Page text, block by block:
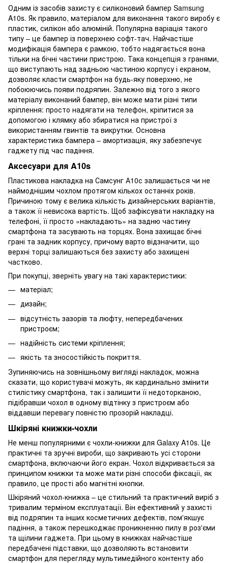
Одним із засобів захисту є силіконовий бампер Samsung
A10s. Як правило, матеріалом для виконання такого виробу є
пластик, силікон або алюміній. Популярна варіація такого
типу – це бампер із поверхнею софт-тач. Найчастіше
модифікація бампера є рамкою, тобто надягається вона
тільки на бічні частини пристрою. Така концепція з гранями,
що виступають над задньою частиною корпусу і екраном,
дозволяє класти смартфон на будь-яку поверхню, не
побоюючись появи подряпин. Залежно від того з якого
матеріалу виконаний бампер, він може мати різні типи
кріплення: просто надягати на телефон, кріпитися за
допомогою і клямку або збиратися на пристрої з
використанням гвинтів та викрутки. Основна
характеристика бампера – амортизація, яку забезпечує
гаджету під час падіння.
Аксесуари для A10s
Пластикова накладка на Самсунг А10с залишається чи не
наймоднішим чохлом протягом кількох останніх років.
Причиною тому є велика кількість дизайнерських варіантів,
а також її невисока вартість. Щоб зафіксувати накладку на
телефоні, її просто «накладають» на задню частину
смартфона та засувають на торцях. Вона захищає бічні
грані та задник корпусу, причому варто відзначити, що
верхні торці залишаються без захисту або захищені
частково.
При покупці, зверніть увагу на такі характеристики:
матеріал;
дизайн;
відсутність зазорів та люфту, непередбачених
пристроєм;
надійність системи кріплення;
якість та зносостійкість покриття.
Зупиняючись на зовнішньому вигляді накладок, можна
сказати, що користувачі можуть, як кардинально змінити
стилістику смартфона, так і залишити її недоторканою,
підібравши чохол в одному відтінку з пристроєм або
віддавши перевагу повністю прозорій накладці.
Шкіряні книжки-чохли
Не менш популярними є чохли-книжки для Galaxy A10s. Це
практичні та зручні вироби, що закривають усі сторони
смартфона, включаючи його екран. Чохол відкривається за
принципом книжки та може мати різні способи фіксації, як
правило, це прості або магнітні кнопки.
Шкіряний чохол-книжка – це стильний та практичний виріб з
тривалим терміном експлуатації. Він ефективний у захисті
від подряпин та інших косметичних дефектів, пом'якшує
падіння, а також перешкоджає проникненню пилу в роз'єми
та щілини гаджета. При цьому в книжках найчастіше
передбачені підставки, що дозволяють встановити
смартфон для перегляду мультимедійного контенту або